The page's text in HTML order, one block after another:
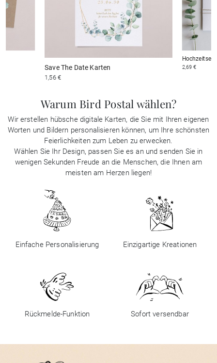
Save The Date Karten
1,56 €
2,69 €
Warum Bird Postal wählen?
Wir erstellen hübsche digitale Karten, die Sie mit Ihren eigenen
Worten und Bildern personalisieren können, um Ihre schönsten
Feierlichkeiten zum Leben zu erwecken.
Wählen Sie Ihr Design, passen Sie es an und senden Sie in
wenigen Sekunden Freude an die Menschen, die Ihnen am
meisten am Herzen liegen!
Einfache Personalisierung Einzigartige Kreationen
Rückmelde-Funktion Sofort versendbar